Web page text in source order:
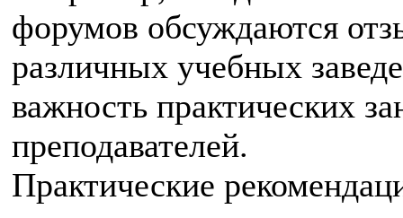
форумов обсуждаются
различных учебных
важность практических
преподавателей.
Практические